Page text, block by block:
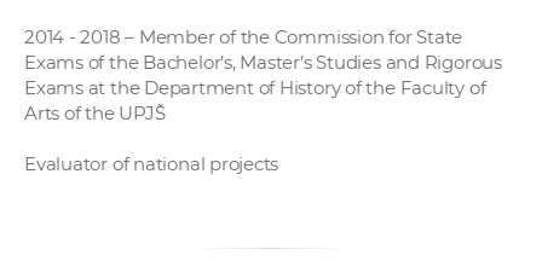
2014 - 2018 – Member of the Commission for State
Exams of the Bachelor’s, Master’s Studies and Rigorous
Exams at the Department of History of the Faculty of
Arts of the UPJŠ
Evaluator of national projects